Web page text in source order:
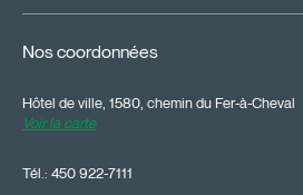
Nos coordonnées
Hôtel de ville, 1580, chemin du Fer-à-Cheval
Voir la carte
Tél.: 450 922-7111